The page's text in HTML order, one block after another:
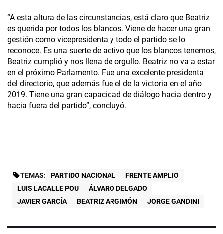
“A esta altura de las circunstancias, está claro que Beatriz
es querida por todos los blancos. Viene de hacer una gran
gestión como vicepresidenta y todo el partido se lo
reconoce. Es una suerte de activo que los blancos tenemos,
Beatriz cumplió y nos llena de orgullo. Beatriz no va a estar
en el próximo Parlamento. Fue una excelente presidenta
del directorio, que además fue el de la victoria en el año
2019. Tiene una gran capacidad de diálogo hacia dentro y
hacia fuera del partido”, concluyó.
TEMAS: PARTIDO NACIONAL
FRENTE AMPLIO
LUIS LACALLE POU
ÁLVARO DELGADO
JAVIER GARCÍA
BEATRIZ ARGIMÓN JORGE GANDINI